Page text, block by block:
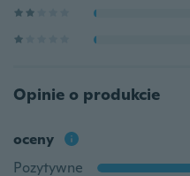
Opinie o produkcie
oceny
Pozytywne